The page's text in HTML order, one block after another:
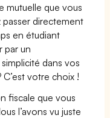
mutuelle que vous
passer directement
en étudiant
par un
dans vos
votre choix !
fiscale que vous
l’avons vu juste